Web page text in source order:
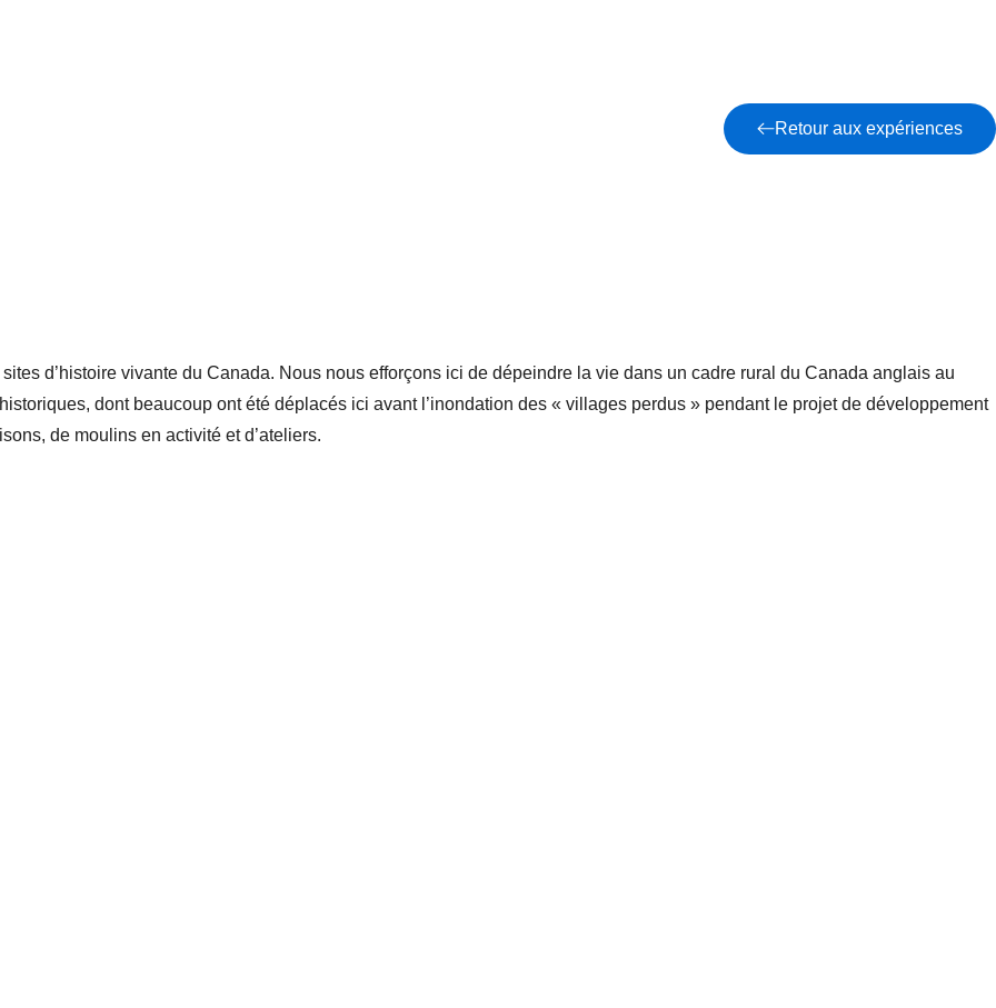
Retour aux expériences
d’histoire vivante du Canada. Nous nous efforçons ici de dépeindre la vie dans un cadre rural du Canada anglais au
dont beaucoup ont été déplacés ici avant l’inondation des « villages perdus » pendant le projet de développement
de moulins en activité et d’ateliers.